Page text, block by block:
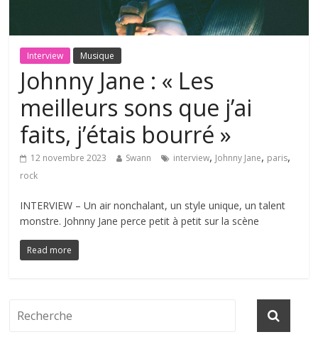
Interview Musique
Johnny Jane : « Les
meilleurs sons que j’ai
faits, j’étais bourré »
12 novembre 2023 Swann interview, Johnny Jane, paris,
rock
INTERVIEW – Un air nonchalant, un style unique, un talent
monstre. Johnny Jane perce petit à petit sur la scène
Read more